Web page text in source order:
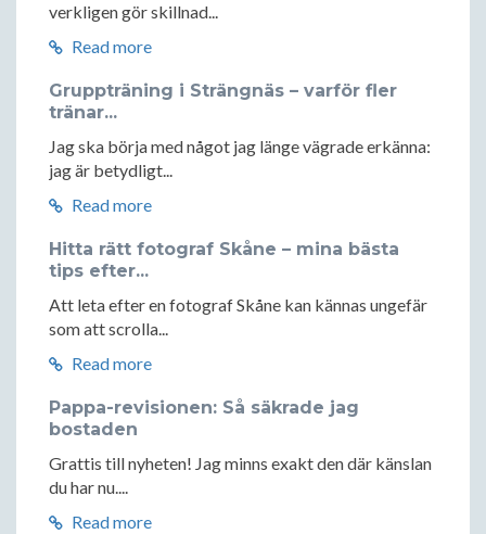
verkligen gör skillnad...
Read more
Gruppträning i Strängnäs – varför fler
tränar...
Jag ska börja med något jag länge vägrade erkänna:
jag är betydligt...
Read more
Hitta rätt fotograf Skåne – mina bästa
tips efter...
Att leta efter en fotograf Skåne kan kännas ungefär
som att scrolla...
Read more
Pappa-revisionen: Så säkrade jag
bostaden
Grattis till nyheten! Jag minns exakt den där känslan
du har nu....
Read more